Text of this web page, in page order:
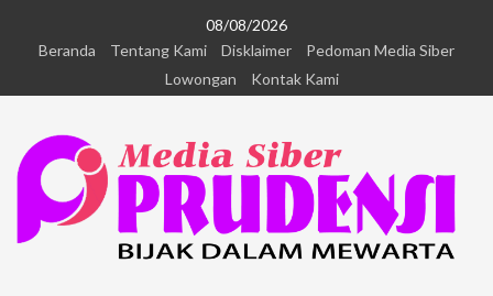
08/08/2026
Beranda
Tentang Kami Disklaimer
Pedoman Media Siber
Lowongan
Kontak Kami